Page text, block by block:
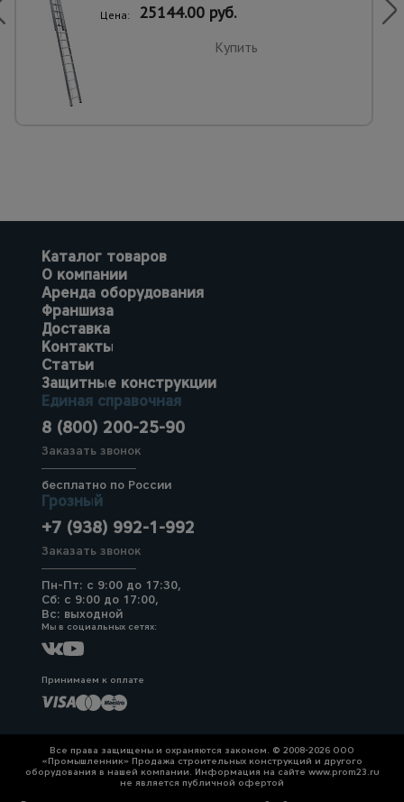
Цена: 25144.00 руб.
Купить
Каталог товаров
О компании
Аренда оборудования
Франшиза
Доставка
Контакты
Статьи
Защитные конструкции
Единая справочная
8 (800) 200-25-90
Заказать звонок
бесплатно по России
Грозный
+7 (938) 992-1-992
Заказать звонок
Пн-Пт: с 9:00 до 17:30,
Сб: с 9:00 до 17:00,
Вс: выходной
Мы в социальных сетях:
Принимаем к оплате
Все права защищены и охраняются законом. © 2008-2026 ООО
«Промышленник» Продажа строительных конструкций и другого
оборудования в нашей компании. Информация на сайте www.prom23.ru
не является публичной офертой